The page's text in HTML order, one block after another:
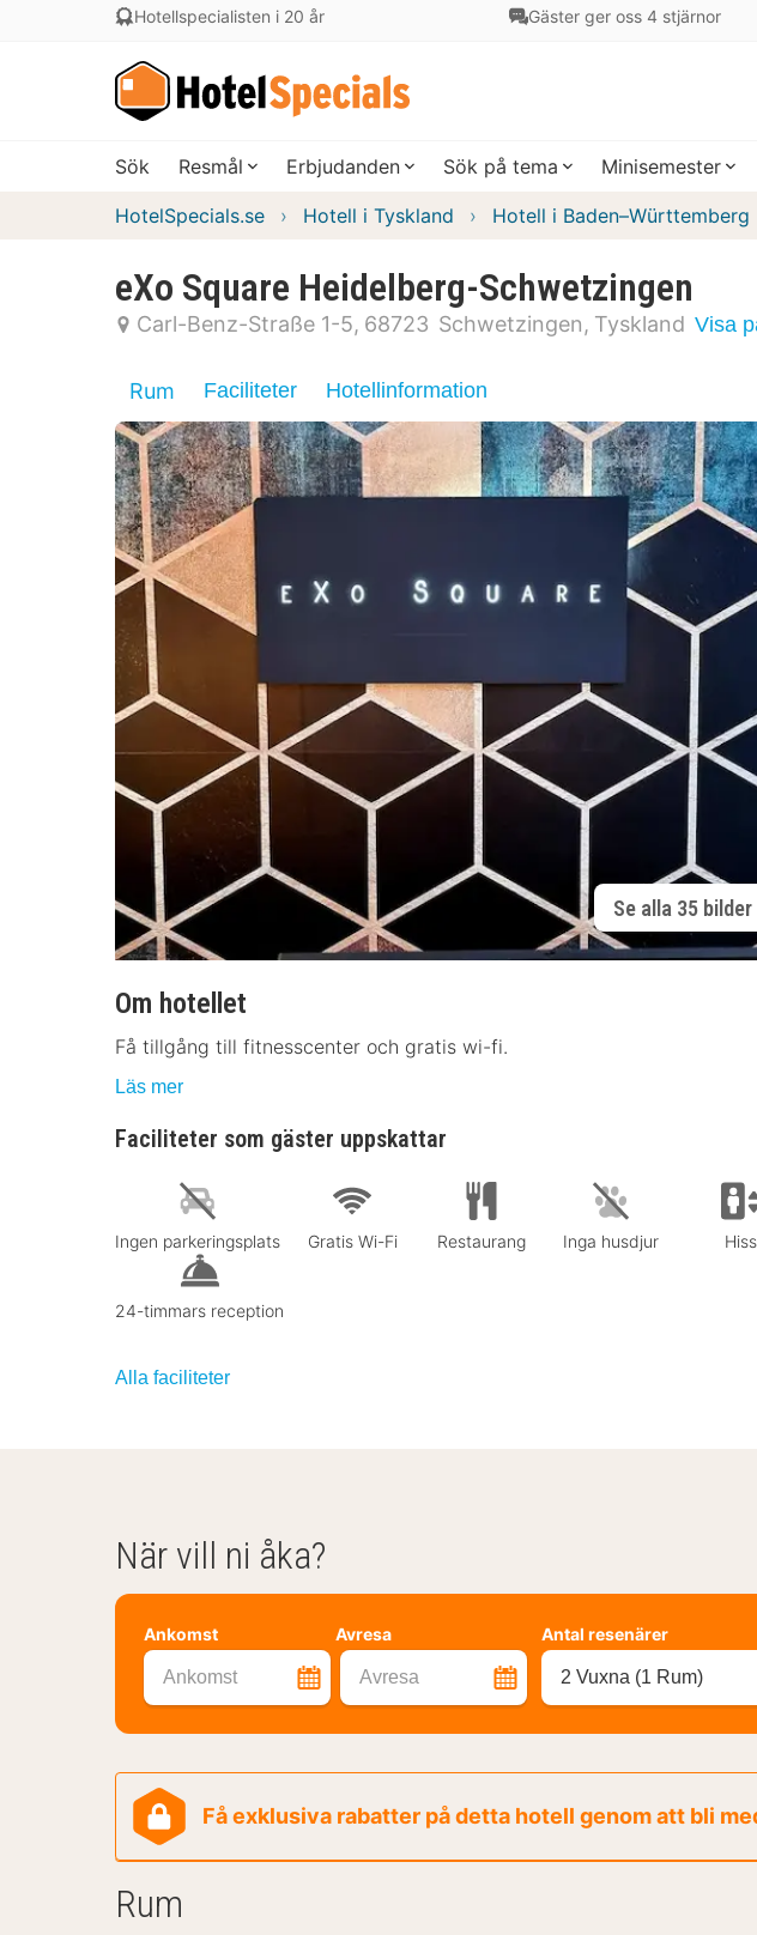
Hotellspecialisten i 20 år Gäster ger oss 4 stjärnor
Sök Resmål Erbjudanden Sök på tema Minisemester
HotelSpecials.se Hotell i Tyskland Hotell i Baden–Württemberg
eXo Square Heidelberg-Schwetzingen
Carl-Benz-Straße 1-5 68723 Schwetzingen Tyskland Visa
Rum Faciliteter Hotellinformation
Se alla 35 bilder
Om hotellet
Få tillgång till fitnesscenter och gratis wi-fi.
Läs mer
Faciliteter som gäster uppskattar
Ingen parkeringsplats Gratis Wi-Fi Restaurang Inga husdjur Hiss
24-timmars reception
Alla faciliteter
När vill ni åka?
Ankomst Avresa
Ankomst Avresa
Antal resenärer
2 Vuxna (1 Rum)
Få exklusiva rabatter på detta hotell genom att bli
Rum